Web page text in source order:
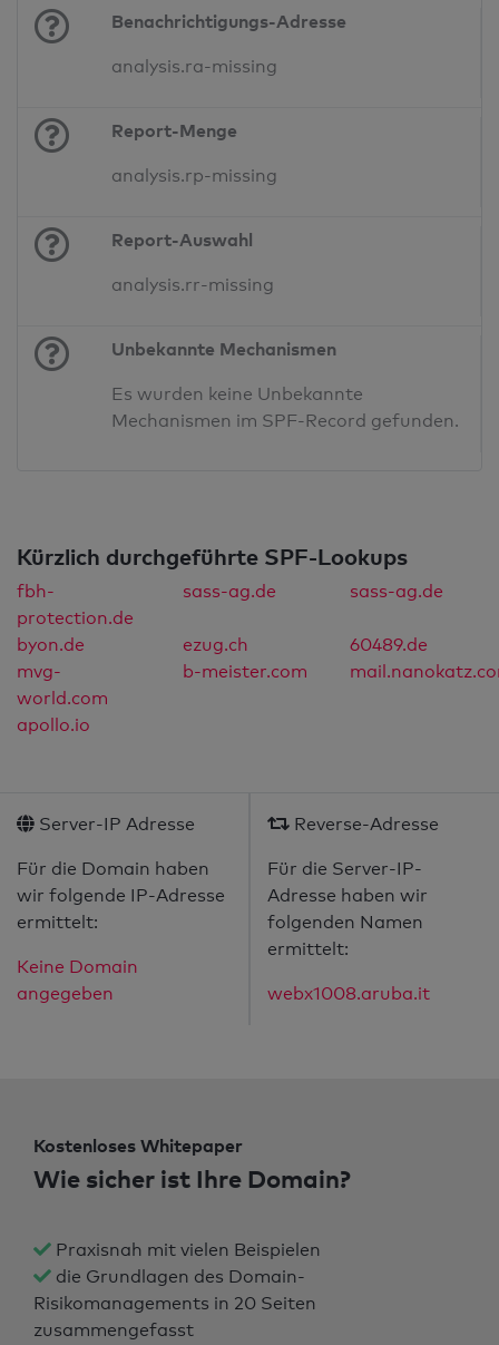
Benachrichtigungs-Adresse
analysis.ra-missing
Report-Menge
analysis.rp-missing
Report-Auswahl
analysis.rr-missing
Unbekannte Mechanismen
Es wurden keine Unbekannte
Mechanismen im SPF-Record gefunden.
Kürzlich durchgeführte SPF-Lookups
fbh-
protection.de
sass-ag.de sass-ag.de
byon.de ezug.ch
60489.de
mvg-
world.com
b-meister.com
apollo.io
Server-IP Adresse
Für die Domain haben
wir folgende IP-Adresse
ermittelt:
Keine Domain
angegeben
Reverse-Adresse
Für die Server-IP-
Adresse haben wir
folgenden Namen
ermittelt:
webx1008.aruba.it
Kostenloses Whitepaper
Wie sicher ist Ihre Domain?
Praxisnah mit vielen Beispielen
die Grundlagen des Domain-
Risikomanagements in 20 Seiten
zusammengefasst